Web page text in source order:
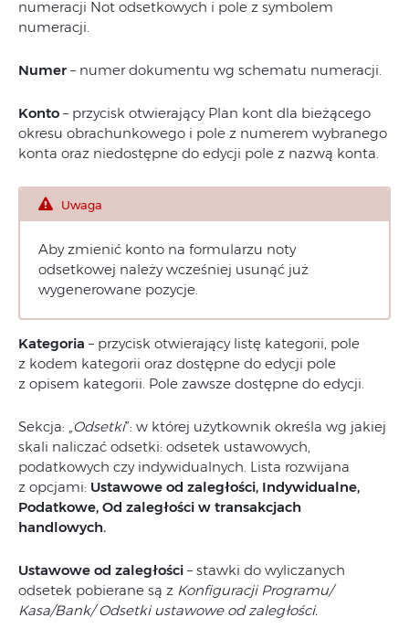
numeracji Not odsetkowych i pole z symbolem
numeracji.
Numer – numer dokumentu wg schematu numeracji.
Konto – przycisk otwierający Plan kont dla bieżącego
okresu obrachunkowego i pole z numerem wybranego
konta oraz niedostępne do edycji pole z nazwą konta.
Uwaga
Aby zmienić konto na formularzu noty
odsetkowej należy wcześniej usunąć już
wygenerowane pozycje.
Kategoria – przycisk otwierający listę kategorii, pole
z kodem kategorii oraz dostępne do edycji pole
z opisem kategorii. Pole zawsze dostępne do edycji.
Sekcja: „Odsetki”: w której użytkownik określa wg jakiej
skali naliczać odsetki: odsetek ustawowych,
podatkowych czy indywidualnych. Lista rozwijana
z opcjami: Ustawowe od zaległości, Indywidualne,
Podatkowe, Od zaległości w transakcjach
handlowych.
Ustawowe od zaległości – stawki do wyliczanych
odsetek pobierane są z Konfiguracji Programu/
Kasa/Bank/ Odsetki ustawowe od zaległości.